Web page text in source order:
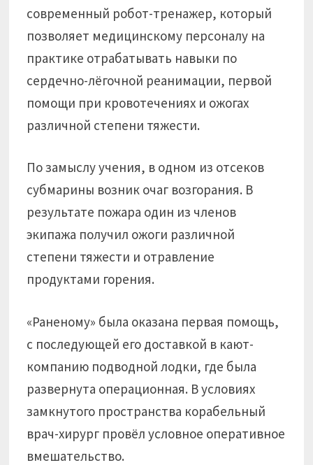
современный робот-тренажер, который
позволяет медицинскому персоналу на
практике отрабатывать навыки по
сердечно-лёгочной реанимации, первой
помощи при кровотечениях и ожогах
различной степени тяжести.
По замыслу учения, в одном из отсеков
субмарины возник очаг возгорания. В
результате пожара один из членов
экипажа получил ожоги различной
степени тяжести и отравление
продуктами горения.
«Раненому» была оказана первая помощь,
с последующей его доставкой в кают-
компанию подводной лодки, где была
развернута операционная. В условиях
замкнутого пространства корабельный
врач-хирург провёл условное оперативное
вмешательство.